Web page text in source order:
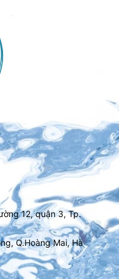
12, quận 3, Tp.
Q.Hoàng Mai, Hà